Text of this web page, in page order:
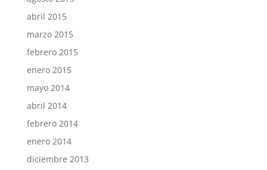
abril 2015
marzo 2015
febrero 2015
enero 2015
mayo 2014
abril 2014
febrero 2014
enero 2014
diciembre 2013